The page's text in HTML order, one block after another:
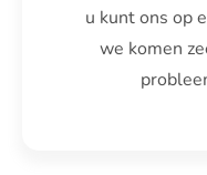
u kunt ons op
we komen